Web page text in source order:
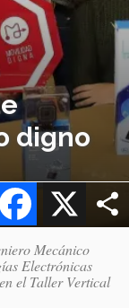
digno
X
Facebook
Mecánico
Electrónicas
el Taller Vertical